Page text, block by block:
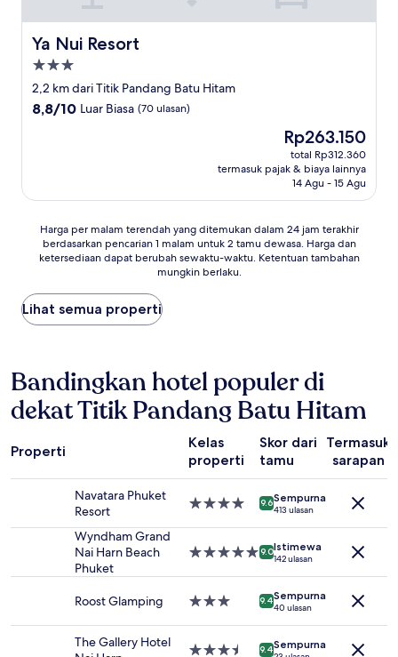
Ya Nui Resort
Ya Nui Resort
Properti
bintang
3.0
2,2 km dari Titik Pandang Batu Hitam
8.8
ulasan)
8,8/10 Luar Biasa (70 ulasan)
Harga
sekarang
Rp263.150
Rp263.150
total Rp312.360
termasuk pajak & biaya lainnya
14 Agu - 15 Agu
Harga
malam
yang
ditemukan
dalam
terakhir
berdasarkan
pencarian
1
untuk
dan
ketersediaan
berubah
Ketentuan
Harga per malam terendah yang ditemukan dalam 24 jam terakhir
berdasarkan pencarian 1 malam untuk 2 tamu dewasa. Harga dan
ketersediaan dapat berubah sewaktu-waktu. Ketentuan tambahan
mungkin berlaku.
Lihat semua properti
Bandingkan hotel populer di
dekat Titik Pandang Batu Hitam
Properti
Kelas
properti
Skor dari
tamu
Termasuk
sarapan
Navatara Phuket
Resort
Properti
9.6Sempurna
413 ulasan
Wyndham Grand
Nai Harn Beach
Phuket
Properti
9.0Istimewa
142 ulasan
Roost Glamping
Properti
9.4Sempurna
40 ulasan
The Gallery Hotel
Properti 9.4Sempurna